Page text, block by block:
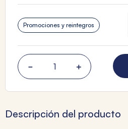
Promociones y reintegros
＋
－
Descripción del producto